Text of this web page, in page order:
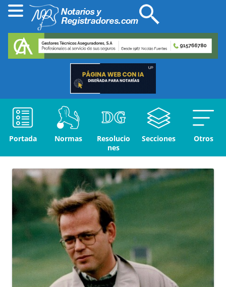
Portada Normas
Resolucio
nes
Secciones Otros